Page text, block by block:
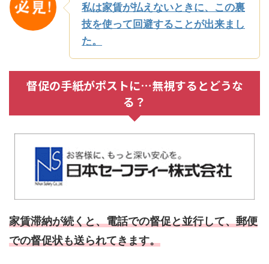
私は家賃が払えないときに、この裏
技を使って回避することが出来まし
た。
督促の手紙がポストに…無視するとどうな
る？
家賃滞納が続くと、電話での督促と並行して、郵便
での督促状も送られてきます。